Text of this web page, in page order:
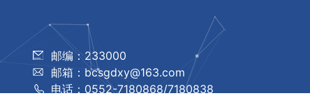
邮编：233000
邮箱：bcsgdxy@163.com
电话：0552-7180868/7180838